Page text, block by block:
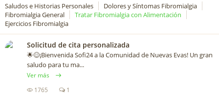
Saludos e Historias Personales
Dolores y Síntomas Fibromialgia
Fibromialgia General
Tratar Fibromialgia con Alimentación
Ejercicios Fibromialgia
Solicitud de cita personalizada
🌟😊¡Bienvenida Sofi24 a la Comunidad de Nuevas Evas! Un gran
saludo para tu ma...
Ver más
1765
1